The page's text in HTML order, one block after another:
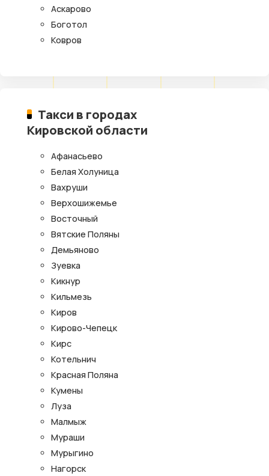
Аскарово
Боготол
Ковров
Такси в городах
Кировской области
Афанасьево
Белая Холуница
Вахруши
Верхошижемье
Восточный
Вятские Поляны
Демьяново
Зуевка
Кикнур
Кильмезь
Киров
Кирово-Чепецк
Кирс
Котельнич
Красная Поляна
Кумены
Луза
Малмыж
Мураши
Мурыгино
Нагорск